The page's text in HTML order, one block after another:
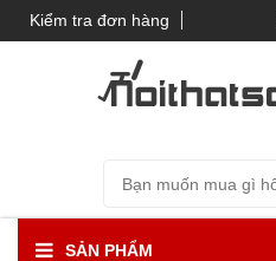
Kiểm tra đơn hàng
SẢN PHẨM